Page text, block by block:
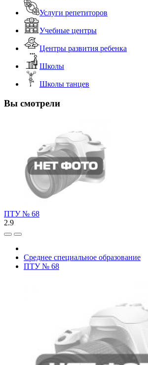
Услуги репетиторов
Учебные центры
Центры развития ребенка
Школы
Школы танцев
Вы смотрели
ПТУ № 68
2.9
Среднее специальное образование
ПТУ № 68